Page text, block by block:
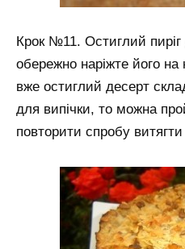
Крок №11. Остиглий пиріг
обережно наріжте його
вже остиглий десерт
для випічки, то можна
повторити спробу витягти